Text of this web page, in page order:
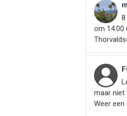
8
om 14.00
maar niet
Weer een